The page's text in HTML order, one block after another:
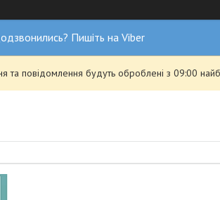
Пишіть на Viber
та повідомлення будуть оброблені з 09:00